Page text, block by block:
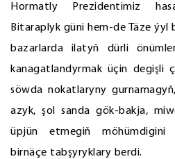
Hormatly Prezidentimiz
Bitaraplyk güni hem-de Täze ýyl
bazarlarda ilatyň dürli
kanagatlandyrmak üçin degişli
söwda nokatlaryny
azyk, şol sanda gök-bakja,
üpjün etmegiň möhümdigini
birnäçe tabşyryklary berdi.